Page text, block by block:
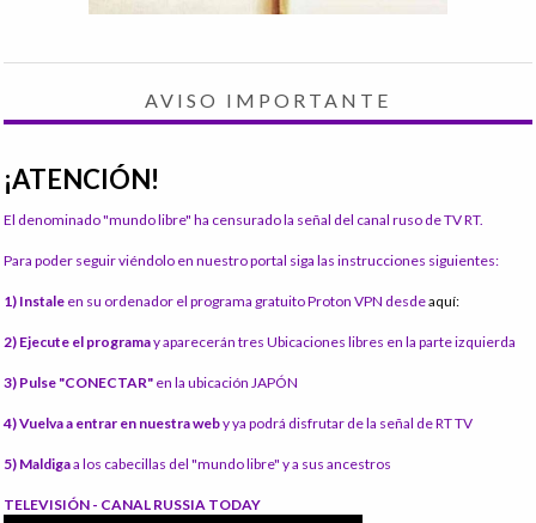
AVISO IMPORTANTE
¡ATENCIÓN!
El denominado "mundo libre" ha censurado la señal del canal ruso de TV RT.
Para poder seguir viéndolo en nuestro portal siga las instrucciones siguientes:
1) Instale en su ordenador el programa gratuito Proton VPN desdeaquí:
2) Ejecute el programay aparecerán tres Ubicaciones libres en la parte izquierda
3) Pulse "CONECTAR" en la ubicación JAPÓN
4) Vuelva a entrar en nuestra weby ya podrá disfrutar de la señal de RT TV
5) Maldigaa los cabecillas del "mundo libre" y a sus ancestros
TELEVISIÓN - CANAL RUSSIA TODAY